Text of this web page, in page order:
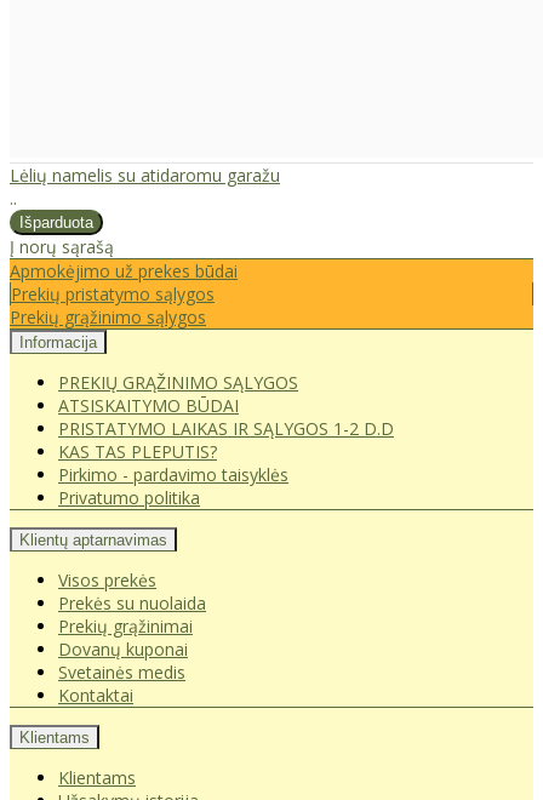
Lėlių namelis su atidaromu garažu
..
Į norų sąrašą
Apmokėjimo už prekes būdai
Prekių pristatymo sąlygos
Prekių grąžinimo sąlygos
Informacija
PREKIŲ GRĄŽINIMO SĄLYGOS
ATSISKAITYMO BŪDAI
PRISTATYMO LAIKAS IR SĄLYGOS 1-2 D.D
KAS TAS PLEPUTIS?
Pirkimo - pardavimo taisyklės
Privatumo politika
Klientų aptarnavimas
Visos prekės
Prekės su nuolaida
Prekių grąžinimai
Dovanų kuponai
Svetainės medis
Kontaktai
Klientams
Klientams